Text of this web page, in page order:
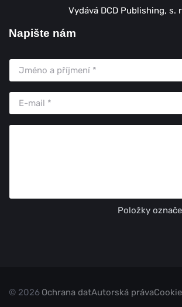
Vydává DCD Publishing, s.
Napište nám
Položky
© 2026 Ochrana datAutorská práva